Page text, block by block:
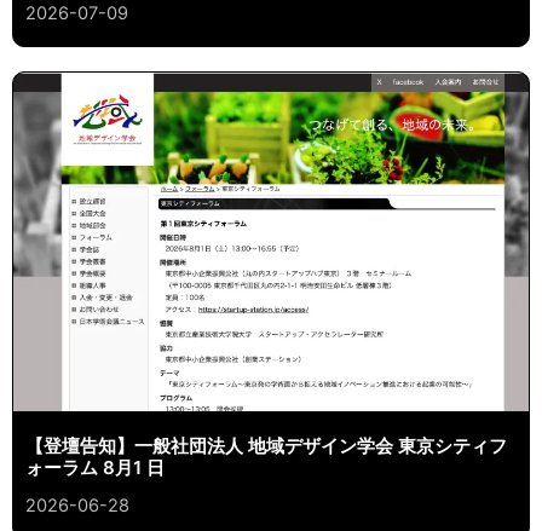
2026-07-09
【登壇告知】一般社団法人 地域デザイン学会 東京シティフ
ォーラム 8月1 日
2026-06-28